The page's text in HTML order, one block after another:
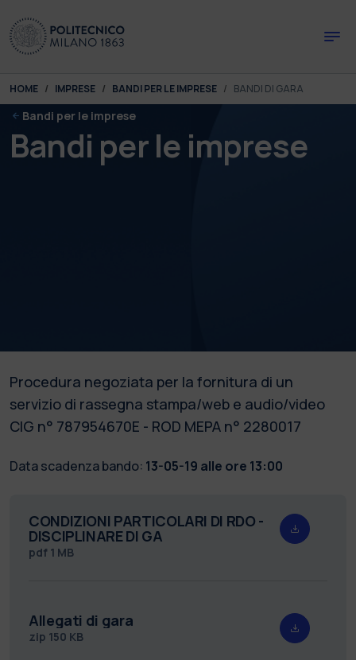
You are here:
HOME IMPRESE BANDI PER LE IMPRESE BANDI DI GARA
Bandi per le imprese
Bandi per le imprese
Procedura negoziata per la fornitura di un
servizio di rassegna stampa/web e audio/video
CIG n° 787954670E - ROD MEPA n° 2280017
Data scadenza bando: 13-05-19 alle ore 13:00
CONDIZIONI PARTICOLARI DI RDO -
DISCIPLINARE DI GA
pdf 1 MB
Allegati di gara
zip 150 KB